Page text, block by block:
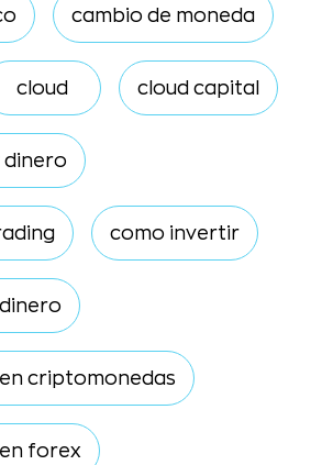
cambio de moneda
cloud cloud capital
como invertir
criptomonedas
forex